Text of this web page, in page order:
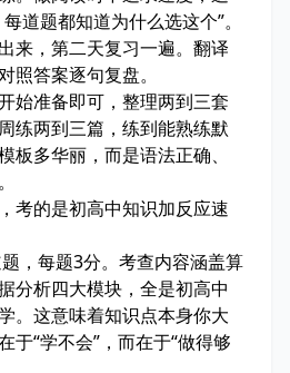
道题都知道为什么选这个”。
来，第二天复习一遍。翻译
照答案逐句复盘。
始准备即可，整理两到三套
练两到三篇，练到能熟练默
板多华丽，而是语法正确、
考的是初高中知识加反应速
，每题3分。考查内容涵盖算
分析四大模块，全是初高中
。这意味着知识点本身你大
于“学不会”，而在于“做得够